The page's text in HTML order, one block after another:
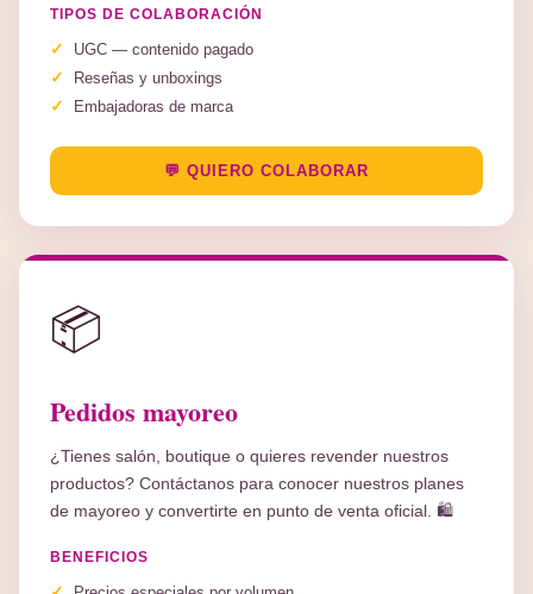
TIPOS DE COLABORACIÓN
UGC — contenido pagado
Reseñas y unboxings
Embajadoras de marca
💬 QUIERO COLABORAR
📦
Pedidos mayoreo
¿Tienes salón, boutique o quieres revender nuestros
productos? Contáctanos para conocer nuestros planes
de mayoreo y convertirte en punto de venta oficial. 🛍️
BENEFICIOS